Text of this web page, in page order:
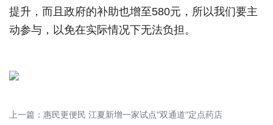
提升，而且政府的补助也增至580元，所以我们要主
动参与，以免在实际情况下无法负担。
上一篇： 惠民更便民 江夏新增一家试点“双通道”定点药店